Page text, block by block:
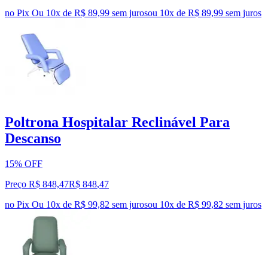
no Pix Ou 10x de R$ 89,99 sem jurosou 10x de R$ 89,99 sem juros
Poltrona Hospitalar Reclinável Para
Descanso
15% OFF
Preço R$ 848,47R$ 848,47
no Pix Ou 10x de R$ 99,82 sem jurosou 10x de R$ 99,82 sem juros